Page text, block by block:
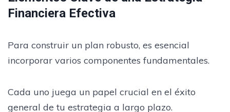
Financiera Efectiva
Para construir un plan robusto, es esencial
incorporar varios componentes fundamentales.
Cada uno juega un papel crucial en el éxito
general de tu estrategia a largo plazo.